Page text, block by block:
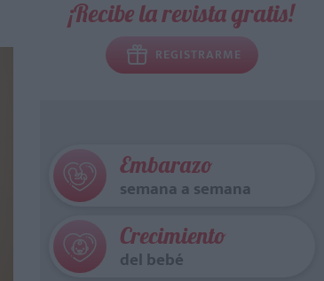
¡Recibe la revista gratis!
REGISTRARME
Embarazo
semana a semana
Crecimiento
del bebé